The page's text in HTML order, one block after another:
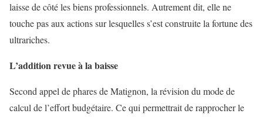
laisse de côté les biens professionnels. Autrement dit, elle ne
touche pas aux actions sur lesquelles s’est construite la fortune des
ultrariches.
L’addition revue à la baisse
Second appel de phares de Matignon, la révision du mode de
calcul de l’effort budgétaire. Ce qui permettrait de rapprocher le